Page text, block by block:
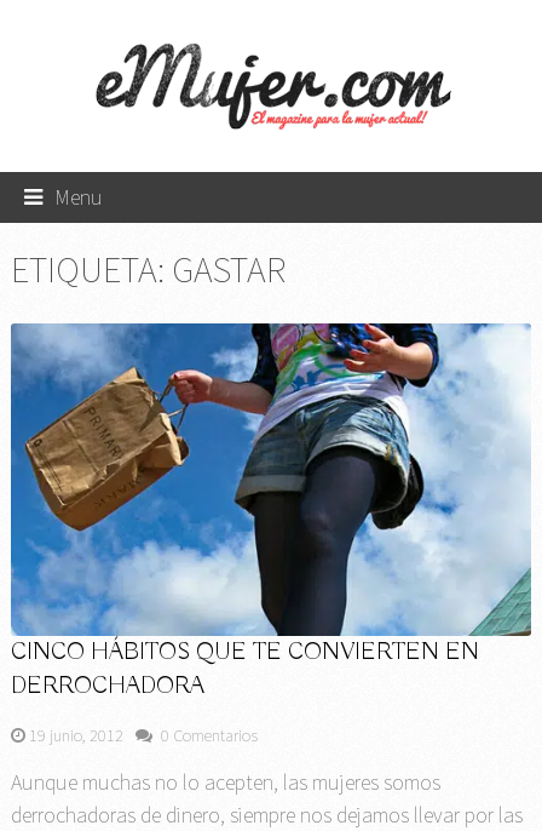
Menu
ETIQUETA: GASTAR
CINCO HÁBITOS QUE TE CONVIERTEN EN
DERROCHADORA
19 junio, 2012 0 Comentarios
Aunque muchas no lo acepten, las mujeres somos
derrochadoras de dinero, siempre nos dejamos llevar por las